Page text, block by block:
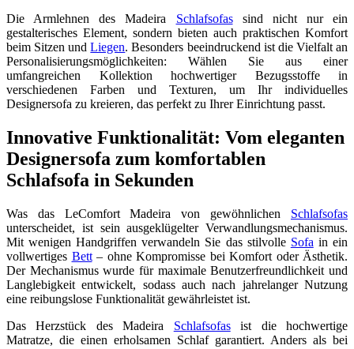
Die Armlehnen des Madeira Schlafsofassind nicht nur ein
gestalterisches Element, sondern bieten auch praktischen Komfort
beim Sitzen undLiegen. Besonders beeindruckend ist die Vielfalt an
Personalisierungsmöglichkeiten: Wählen Sie aus einer
umfangreichen Kollektion hochwertiger Bezugsstoffe in
verschiedenen Farben und Texturen, um Ihr individuelles
Designersofa zu kreieren, das perfekt zu Ihrer Einrichtung passt.
Innovative Funktionalität: Vom eleganten
Designersofa zum komfortablen
Schlafsofa in Sekunden
Was das LeComfort Madeira von gewöhnlichen Schlafsofas
unterscheidet, ist sein ausgeklügelter Verwandlungsmechanismus.
Mit wenigen Handgriffen verwandeln Sie das stilvolle Sofa in ein
vollwertiges Bett– ohne Kompromisse bei Komfort oder Ästhetik.
Der Mechanismus wurde für maximale Benutzerfreundlichkeit und
Langlebigkeit entwickelt, sodass auch nach jahrelanger Nutzung
eine reibungslose Funktionalität gewährleistet ist.
Das Herzstück des Madeira Schlafsofasist die hochwertige
Matratze, die einen erholsamen Schlaf garantiert. Anders als bei